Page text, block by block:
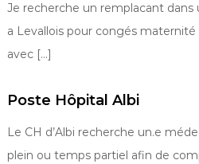
Je recherche un remplacant
a Levallois pour congés
avec […]
Poste Hôpital Albi
Le CH d’Albi recherche un.e
plein ou temps partiel afin de